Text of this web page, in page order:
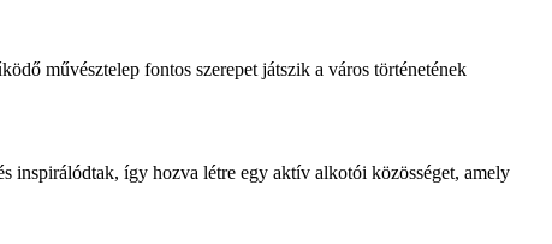
művésztelep fontos szerepet játszik a város történetének
inspirálódtak, így hozva létre egy aktív alkotói közösséget, amely